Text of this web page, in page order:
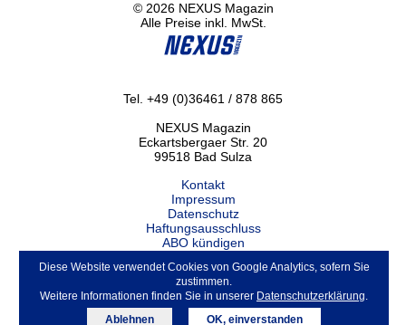
© 2026 NEXUS Magazin
Alle Preise inkl. MwSt.
Tel. +49 (0)36461 / 878 865
NEXUS Magazin
Eckartsbergaer Str. 20
99518 Bad Sulza
Kontakt
Impressum
Datenschutz
Haftungsausschluss
ABO kündigen
Diese Website verwendet Cookies von Google Analytics, sofern Sie
zustimmen.
Weitere Informationen finden Sie in unserer Datenschutzerklärung.
Ablehnen
OK, einverstanden